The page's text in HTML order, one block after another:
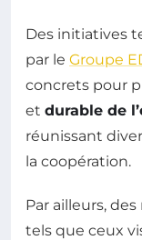
Des initiatives
par le Groupe
concrets pour
et durable de
réunissant
la coopération.
Par ailleurs,
tels que ceux